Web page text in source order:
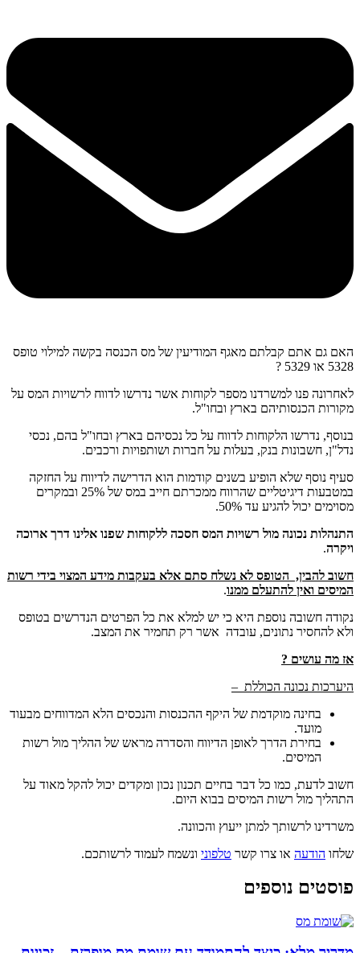
האם גם אתם קבלתם מאגף המודיעין של מס הכנסה בקשה למילוי טופס
5328 או 5329 ?
לאחרונה פנו למשרדנו מספר לקוחות אשר נדרשו לדווח לרשויות המס על
מקורות הכנסותיהם בארץ ובחו"ל.
בנוסף, נדרשו הלקוחות לדווח על כל נכסיהם בארץ ובחו"ל בהם, נכסי
נדל"ן, חשבונות בנק, בעלות על חברות ושותפויות ורכבים.
סעיף נוסף שלא הופיע בשנים קודמות הוא הדרישה לדיווח על החזקה
במטבעות דיגיטליים שהרווח ממכרתם חייב במס של 25% ובמקרים
מסוימים יכול להגיע עד 50%.
התנהלות נכונה מול רשויות המס חסכה ללקוחות שפנו אלינו דרך ארוכה
ויקרה.
חשוב להבין, הטופס לא נשלח סתם אלא בעקבות מידע המצוי בידי רשות
המיסים ואין להתעלם ממנו.
נקודה חשובה נוספת היא כי יש למלא את כל הפרטים הנדרשים בטופס
ולא להחסיר נתונים, עובדה אשר רק תחמיר את המצב.
אז מה עושים ?
היערכות נכונה הכוללת –
בחינה מוקדמת של היקף ההכנסות והנכסים הלא המדווחים מבעוד
מועד.
בחירת הדרך לאופן הדיווח והסדרה מראש של ההליך מול רשות
המיסים.
חשוב לדעת, כמו כל דבר בחיים תכנון נכון ומקדים יכול להקל מאוד על
התהליך מול רשות המיסים בבוא היום.
משרדינו לרשותך למתן ייעוץ והכוונה.
שלחו הודעה או צרו קשר טלפוני ונשמח לעמוד לרשותכם.
פוסטים נוספים